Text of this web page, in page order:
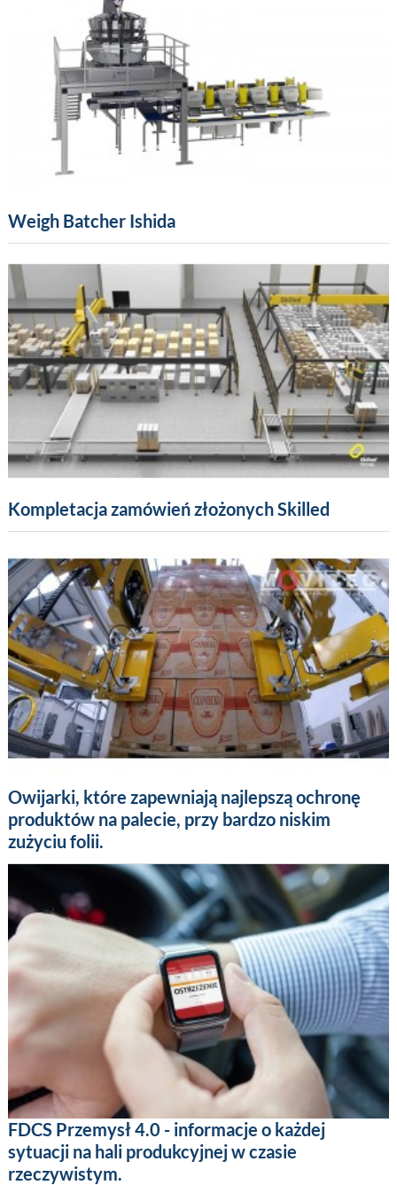
Weigh Batcher Ishida
Kompletacja zamówień złożonych Skilled
Owijarki, które zapewniają najlepszą ochronę
produktów na palecie, przy bardzo niskim
zużyciu folii.
FDCS Przemysł 4.0 - informacje o każdej
sytuacji na hali produkcyjnej w czasie
rzeczywistym.